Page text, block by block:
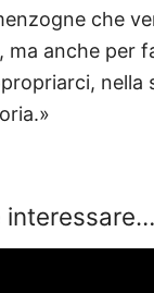
che
ma anche per
nella
interessare…